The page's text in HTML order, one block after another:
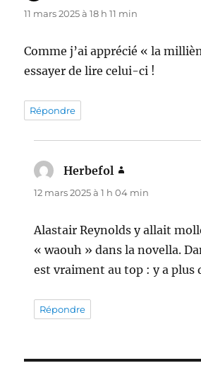
11 mars 2025 à 18 h 11 min
Comme j’ai apprécié « la
essayer de lire celui-ci !
Répondre
Herbefol
12 mars 2025 à 1 h 04 min
Alastair Reynolds y allait
« waouh » dans la novella.
est vraiment au top : y a plus
Répondre